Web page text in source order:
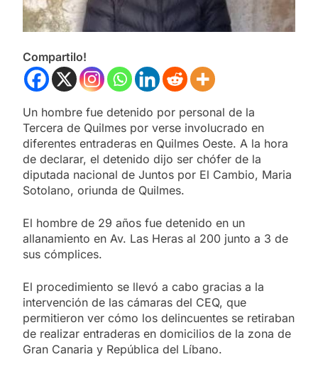
Compartilo!
Un hombre fue detenido por personal de la
Tercera de Quilmes por verse involucrado en
diferentes entraderas en Quilmes Oeste. A la hora
de declarar, el detenido dijo ser chófer de la
diputada nacional de Juntos por El Cambio, Maria
Sotolano, oriunda de Quilmes.
El hombre de 29 años fue detenido en un
allanamiento en Av. Las Heras al 200 junto a 3 de
sus cómplices.
El procedimiento se llevó a cabo gracias a la
intervención de las cámaras del CEQ, que
permitieron ver cómo los delincuentes se retiraban
de realizar entraderas en domicilios de la zona de
Gran Canaria y República del Líbano.